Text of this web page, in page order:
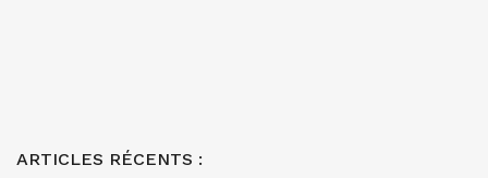
ARTICLES RÉCENTS :